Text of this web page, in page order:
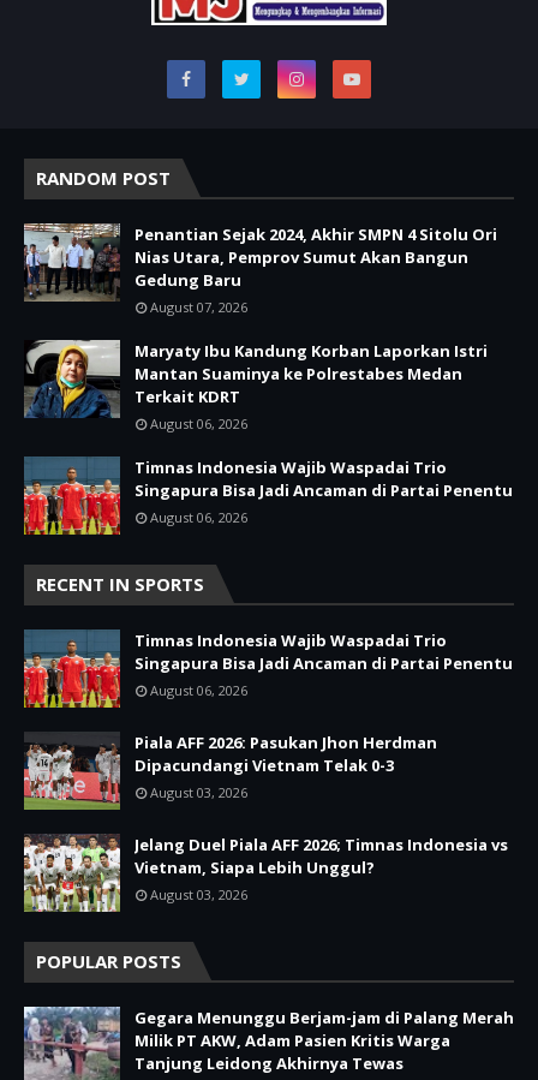
RANDOM POST
Penantian Sejak 2024, Akhir SMPN 4 Sitolu Ori
Nias Utara, Pemprov Sumut Akan Bangun
Gedung Baru
August 07, 2026
Maryaty Ibu Kandung Korban Laporkan Istri
Mantan Suaminya ke Polrestabes Medan
Terkait KDRT
August 06, 2026
Timnas Indonesia Wajib Waspadai Trio
Singapura Bisa Jadi Ancaman di Partai Penentu
August 06, 2026
RECENT IN SPORTS
Timnas Indonesia Wajib Waspadai Trio
Singapura Bisa Jadi Ancaman di Partai Penentu
August 06, 2026
Piala AFF 2026: Pasukan Jhon Herdman
Dipacundangi Vietnam Telak 0-3
August 03, 2026
Jelang Duel Piala AFF 2026; Timnas Indonesia vs
Vietnam, Siapa Lebih Unggul?
August 03, 2026
POPULAR POSTS
Gegara Menunggu Berjam-jam di Palang Merah
Milik PT AKW, Adam Pasien Kritis Warga
Tanjung Leidong Akhirnya Tewas